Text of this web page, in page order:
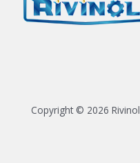
Copyright © 2026 Rivinol